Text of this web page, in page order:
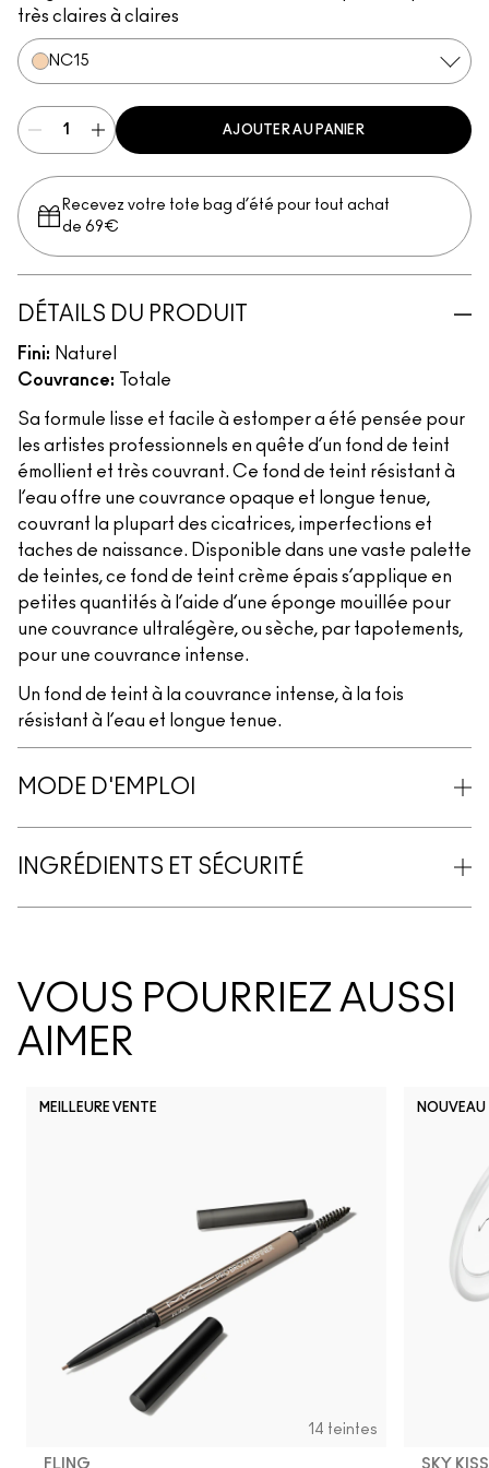
très claires à claires
NC15
AJOUTER AU PANIER
Recevez votre tote bag d’été pour tout achat
de 69€
DÉTAILS DU PRODUIT
Fini: Naturel
Couvrance:
Totale
Sa formule lisse et facile à estomper a été pensée pour
les artistes professionnels en quête d’un fond de teint
émollient et très couvrant. Ce fond de teint résistant à
l’eau offre une couvrance opaque et longue tenue,
couvrant la plupart des cicatrices, imperfections et
taches de naissance. Disponible dans une vaste palette
de teintes, ce fond de teint crème épais s’applique en
petites quantités à l’aide d’une éponge mouillée pour
une couvrance ultralégère, ou sèche, par tapotements,
pour une couvrance intense.
Un fond de teint à la couvrance intense, à la fois
résistant à l’eau et longue tenue.
MODE D'EMPLOI
INGRÉDIENTS ET SÉCURITÉ
VOUS POURRIEZ AUSSI
AIMER
MEILLEURE VENTE
14 teintes
FLING
NOUVEAU
SKY